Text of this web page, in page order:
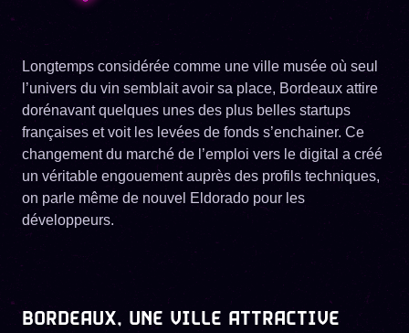
Longtemps considérée comme une ville musée où seul
l’univers du vin semblait avoir sa place, Bordeaux attire
dorénavant quelques unes des plus belles startups
françaises et voit les levées de fonds s’enchainer. Ce
changement du marché de l’emploi vers le digital a créé
un véritable engouement auprès des profils techniques,
on parle même de nouvel Eldorado pour les
développeurs.
BORDEAUX, UNE VILLE ATTRACTIVE